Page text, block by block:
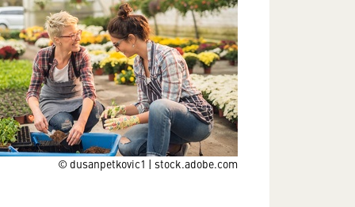
© dusanpetkovic1 | stock.adobe.com